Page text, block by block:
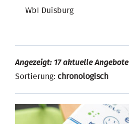
WbI Duisburg
Angezeigt: 17 aktuelle Angebote
Sortierung: chronologisch